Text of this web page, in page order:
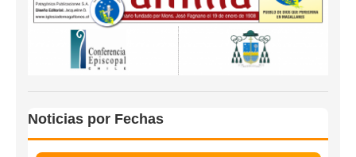
Noticias por Fechas